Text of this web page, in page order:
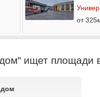
от
ищет площади